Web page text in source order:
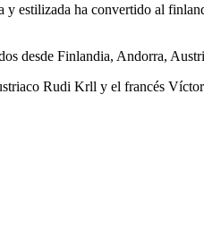
estilizada ha convertido al
desde Finlandia, Andorra,
Rudi Krll y el francés